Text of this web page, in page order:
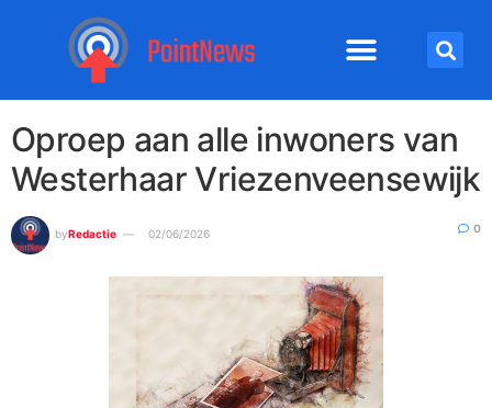
Oproep aan alle inwoners van
Westerhaar Vriezenveensewijk
byRedactie 02/06/2026 0